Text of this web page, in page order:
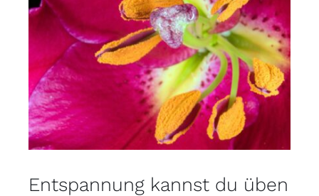
Entspannung kannst du üben